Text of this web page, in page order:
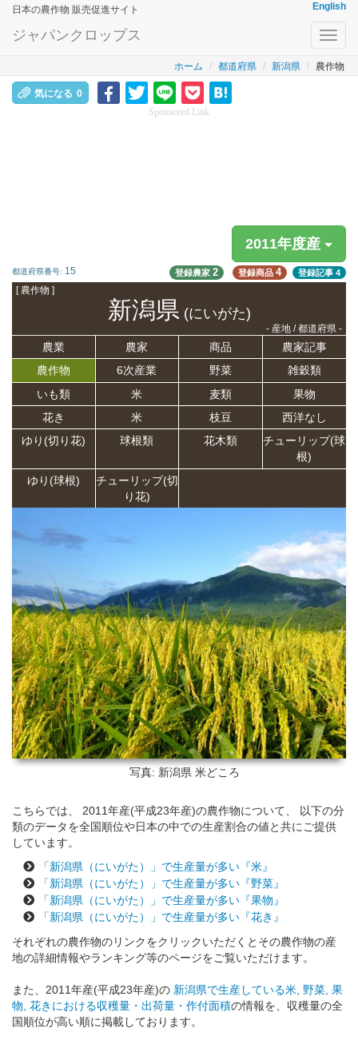
日本の農作物 販売促進サイト English
ジャパンクロップス
ホーム 都道府県 新潟県 農作物
気になる 0
Sponsored Link
2011年度産
都道府県番号: 15 登録農家2 登録商品 4 登録記事 4
[ 農作物 ]
新潟県 (にいがた)
- 産地 / 都道府県 -
農業 農家 商品
農家記事
農作物
6次産業 野菜
雑穀類
いも類
米 麦類
果物
花き
米 枝豆
西洋なし
ゆり(切り花)
球根類 花木類
チューリップ(球
根)
ゆり(球根)
チューリップ(切
り花)
写真: 新潟県 米どころ
こちらでは、 2011年産(平成23年産)の農作物について、 以下の分
類のデータを全国順位や日本の中での生産割合の値と共にご提供
しています。
「新潟県（にいがた）」で生産量が多い『米』
「新潟県（にいがた）」で生産量が多い『野菜』
「新潟県（にいがた）」で生産量が多い『果物』
「新潟県（にいがた）」で生産量が多い『花き』
それぞれの農作物のリンクをクリックいただくとその農作物の産
地の詳細情報やランキング等のページをご覧いただけます。
また、2011年産(平成23年産)の 新潟県で生産している米, 野菜, 果
物, 花きにおける収穫量・出荷量・作付面積の情報を、収穫量の全
国順位が高い順に掲載しております。